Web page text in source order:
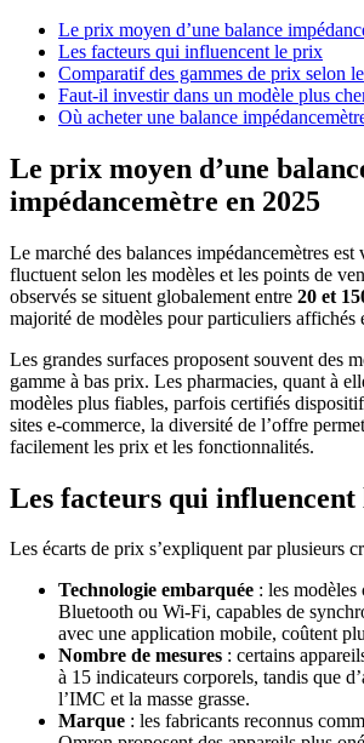
Le prix moyen d’une balance
Les facteurs qui influencent le prix
Comparatif des gammes de prix selon
Faut-il investir dans un modèle plus
Où acheter une balance
Le prix moyen d’une
impédancemètre en 2025
Le marché des balances impédancemètres est
fluctuent selon les modèles et les points de
observés se situent globalement entre 20 et
majorité de modèles pour particuliers affichés
Les grandes surfaces proposent souvent des
gamme à bas prix. Les pharmacies, quant à
modèles plus fiables, parfois certifiés
sites e-commerce, la diversité de l’offre
facilement les prix et les fonctionnalités.
Les facteurs qui
Les écarts de prix s’expliquent par plusieurs
Technologie embarquée : les modèles
Bluetooth ou Wi-Fi, capables de
avec une application mobile, coûtent
Nombre de mesures : certains
à 15 indicateurs corporels, tandis que
l’IMC et la masse grasse.
Marque : les fabricants reconnus